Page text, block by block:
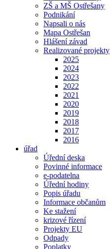
ZŠ a MŠ Ostřešany
Podnikání
Napsali o nás
Mapa Ostřešan
Hlášení závad
Realizované projekty
2025
2024
2023
2022
2021
2020
2019
2018
2017
2016
úřad
Úřední deska
Povinné informace
e-podatelna
Úřední hodiny
Popis úřadu
Informace občanům
Ke stažení
krizové řízení
Projekty EU
Odpady
Poplatky